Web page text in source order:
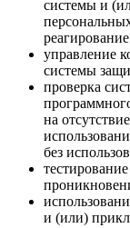
системы и
управление
системы
проверка
на
без
и (или)